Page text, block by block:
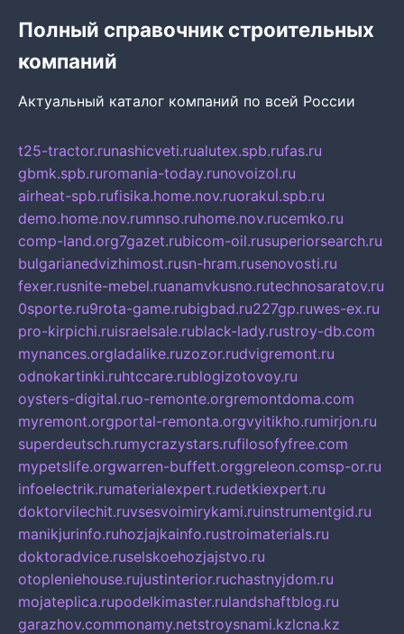
Полный справочник строительных
компаний
Актуальный каталог компаний по всей России
t25-tractor.runashicveti.rualutex.spb.rufas.ru
gbmk.spb.ruromania-today.runovoizol.ru
airheat-spb.rufisika.home.nov.ruorakul.spb.ru
demo.home.nov.rumnso.ruhome.nov.rucemko.ru
comp-land.org7gazet.rubicom-oil.rusuperiorsearch.ru
bulgarianedvizhimost.rusn-hram.rusenovosti.ru
fexer.rusnite-mebel.ruanamvkusno.rutechnosaratov.ru
0sporte.ru9rota-game.rubigbad.ru227gp.ruwes-ex.ru
pro-kirpichi.ruisraelsale.rublack-lady.rustroy-db.com
mynances.orgladalike.ruzozor.rudvigremont.ru
odnokartinki.ruhtccare.rublogizotovoy.ru
oysters-digital.ruo-remonte.orgremontdoma.com
myremont.orgportal-remonta.orgvyitikho.rumirjon.ru
superdeutsch.rumycrazystars.rufilosofyfree.com
mypetslife.orgwarren-buffett.orggreleon.comsp-or.ru
infoelectrik.rumaterialexpert.rudetkiexpert.ru
doktorvilechit.ruvsesvoimirykami.ruinstrumentgid.ru
manikjurinfo.ruhozjajkainfo.rustroimaterials.ru
doktoradvice.ruselskoehozjajstvo.ru
otopleniehouse.rujustinterior.ruchastnyjdom.ru
mojateplica.rupodelkimaster.rulandshaftblog.ru
garazhov.commonamy.netstroysnami.kzlcna.kz